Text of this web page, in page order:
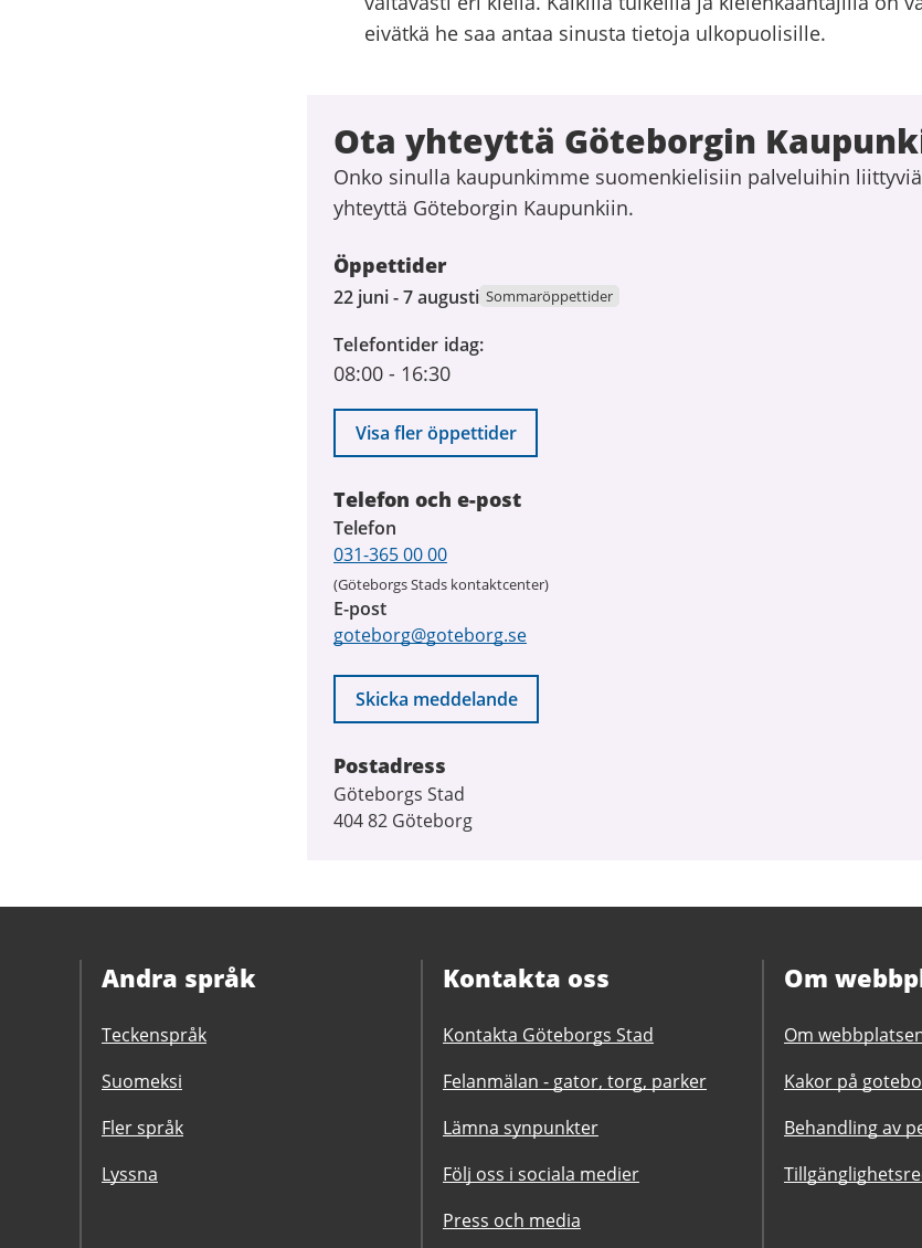
eivätkä he saa antaa sinusta tietoja ulkopuolisille.
Ota yhteyttä Göteborgin
Onko sinulla kaupunkimme suomenkielisiin palveluihin liittyviä
yhteyttä Göteborgin Kaupunkiin.
Öppettider
22
2026
till
augusti
2026
22 juni - 7 augusti Sommaröppettider
Telefontider idag
08:00 - 16:30
Visa fler öppettider
Telefon och e-post
Telefon
031-365 00 00
(Göteborgs Stads kontaktcenter)
E-post
goteborg@goteborg.se
Skicka meddelande
Postadress
Göteborgs Stad
404 82 Göteborg
Andra språk
Teckenspråk
Suomeksi
Fler språk
Lyssna
Kontakta oss
Kontakta Göteborgs Stad
Felanmälan - gator, torg, parker
Lämna synpunkter
Följ oss i sociala medier
Press och media
Om
Om
Kakor på
Behandling av